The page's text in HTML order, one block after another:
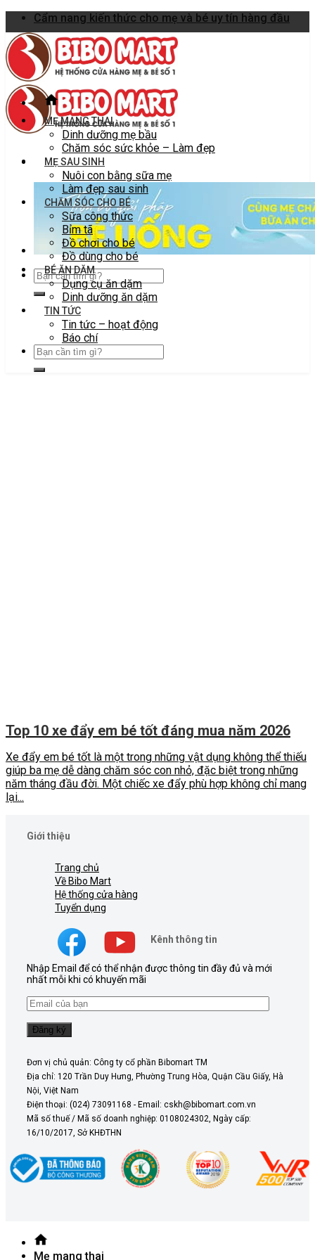
Skip
to
content
Cẩm nang kiến thức cho mẹ và bé uy tín hàng đầu
MẸ MANG THAI
Dinh dưỡng mẹ bầu
Chăm sóc sức khỏe – Làm đẹp
MẸ SAU SINH
Nuôi con bằng sữa mẹ
Làm đẹp sau sinh
CHĂM SÓC CHO BÉ
Sữa công thức
Bỉm tã
Đồ chơi cho bé
Đồ dùng cho bé
BÉ ĂN DẶM
Dụng cụ ăn dặm
Dinh dưỡng ăn dặm
TIN TỨC
Tin tức – hoạt động
Báo chí
Top 10 xe đẩy em bé tốt đáng mua năm 2026
Xe đẩy em bé tốt là một trong những vật dụng không thể thiếu
giúp ba mẹ dễ dàng chăm sóc con nhỏ, đặc biệt trong những
năm tháng đầu đời. Một chiếc xe đẩy phù hợp không chỉ mang
lại...
Giới thiệu
Trang chủ
Về Bibo Mart
Hệ thống cửa hàng
Tuyển dụng
Kênh thông tin
Nhập Email để có thể nhận được thông tin đầy đủ và mới
nhất mỗi khi có khuyến mãi
Đơn vị chủ quản: Công ty cổ phần Bibomart TM
Địa chỉ: 120 Trần Duy Hưng, Phường Trung Hòa, Quận Cầu Giấy, Hà
Nội, Việt Nam
Điện thoại: (024) 73091168 - Email: cskh@bibomart.com.vn
Mã số thuế / Mã số doanh nghiệp: 0108024302, Ngày cấp:
16/10/2017, Sở KHĐTHN
Mẹ mang thai